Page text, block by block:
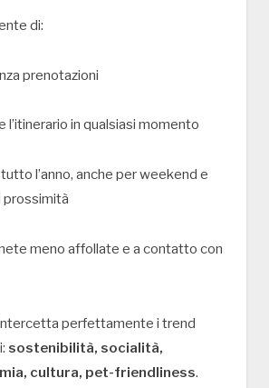
di:
prenotazioni
l’itinerario in qualsiasi momento
l’anno, anche per weekend e
prossimità
meno affollate e a contatto con
perfettamente i trend
sostenibilità, socialità,
cultura, pet-friendliness.